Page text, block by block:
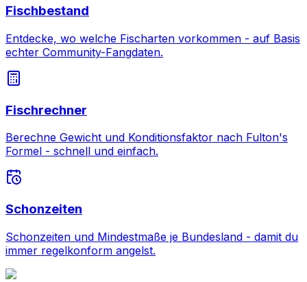
Fischbestand
Entdecke, wo welche Fischarten vorkommen - auf Basis
echter Community-Fangdaten.
Fischrechner
Berechne Gewicht und Konditionsfaktor nach Fulton's
Formel - schnell und einfach.
Schonzeiten
Schonzeiten und Mindestmaße je Bundesland - damit du
immer regelkonform angelst.